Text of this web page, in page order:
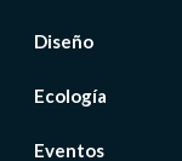
Diseño
Ecología
Eventos